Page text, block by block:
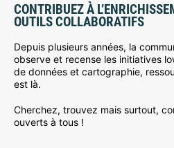
CONTRIBUEZ À
OUTILS COLLABORATIFS
Depuis plusieurs années, la
observe et recense les initiatives
de données et cartographie,
est là.
Cherchez, trouvez mais surtout,
ouverts à tous !